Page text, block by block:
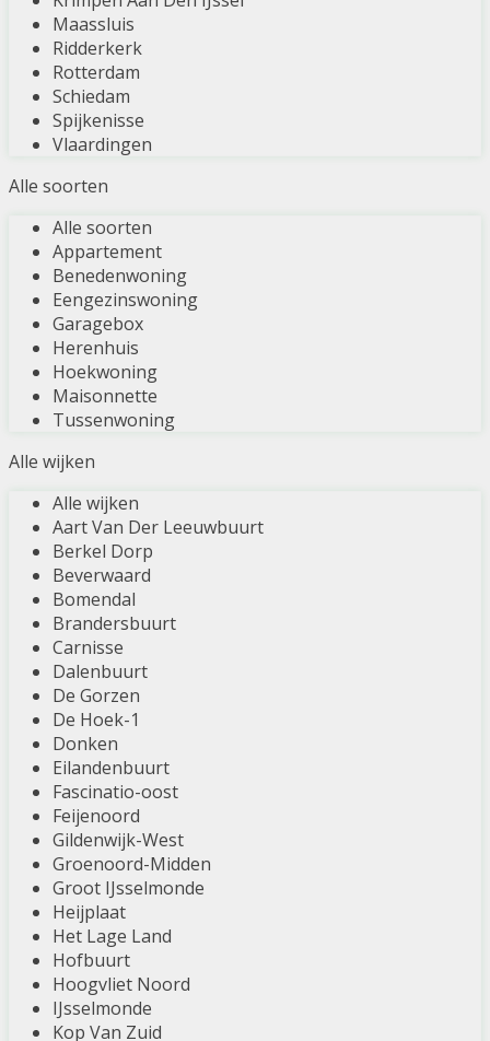
Maassluis
Ridderkerk
Rotterdam
Schiedam
Spijkenisse
Vlaardingen
Alle soorten
Alle soorten
Appartement
Benedenwoning
Eengezinswoning
Garagebox
Herenhuis
Hoekwoning
Maisonnette
Tussenwoning
Alle wijken
Alle wijken
Aart Van Der Leeuwbuurt
Berkel Dorp
Beverwaard
Bomendal
Brandersbuurt
Carnisse
Dalenbuurt
De Gorzen
De Hoek-1
Donken
Eilandenbuurt
Fascinatio-oost
Feijenoord
Gildenwijk-West
Groenoord-Midden
Groot IJsselmonde
Heijplaat
Het Lage Land
Hofbuurt
Hoogvliet Noord
IJsselmonde
Kop Van Zuid